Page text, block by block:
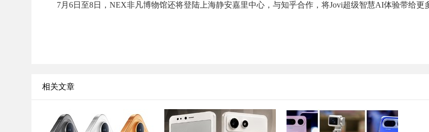
7月6日至8日，NEX非凡博物馆还将登陆上海静安嘉里中心，与知乎合作，将Jovi超级智慧AI体验带给更
相关文章